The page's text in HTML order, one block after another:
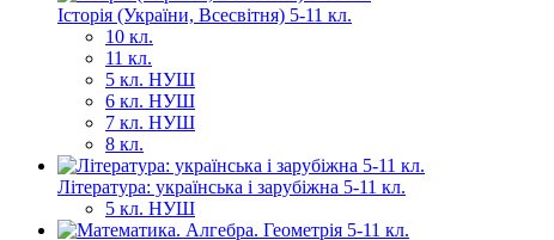
Історія (України, Всесвітня) 5-11 кл.
10 кл.
11 кл.
5 кл. НУШ
6 кл. НУШ
7 кл. НУШ
8 кл.
Література: українська і зарубіжна 5-11 кл.
5 кл. НУШ